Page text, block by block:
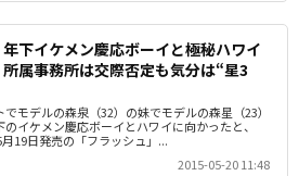
下イケメン慶応ボーイと極秘ハワイ
属事務所は交際否定も気分は“星3
でモデルの森泉（32）の妹でモデルの森星（23）
のイケメン慶応ボーイとハワイに向かったと、
19日発売の「フラッシュ」...
2015-05-20 11:48